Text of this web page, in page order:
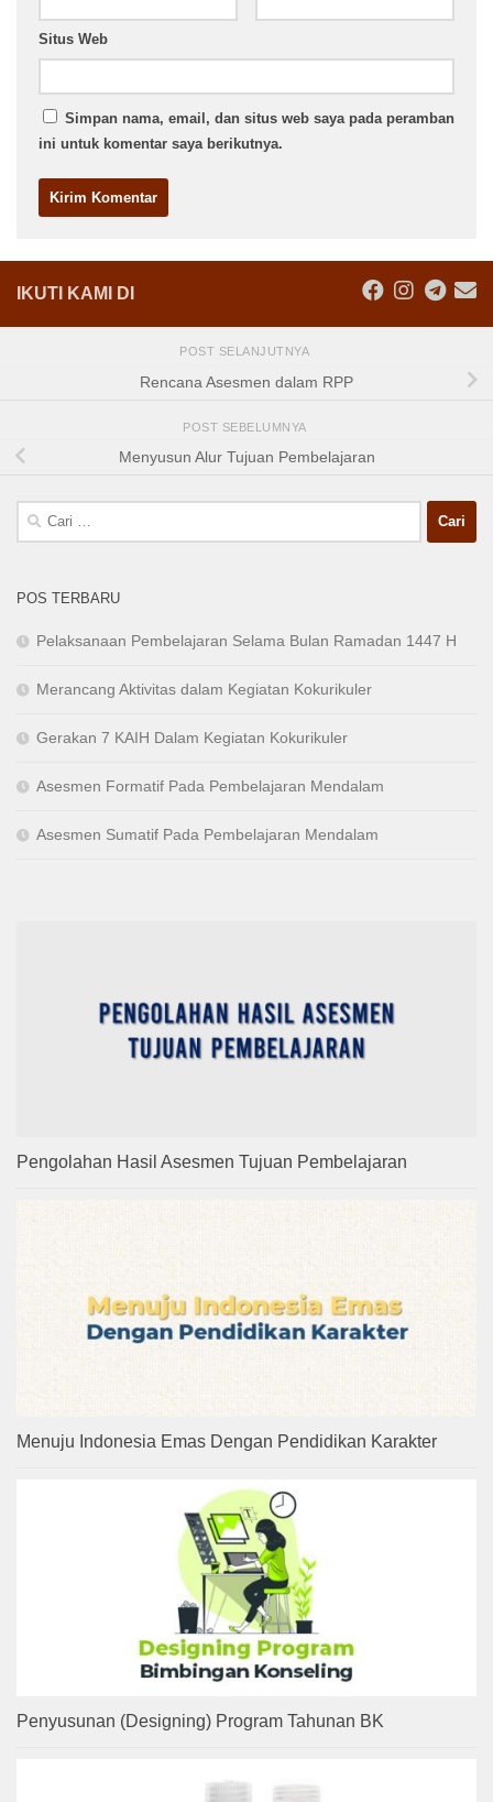
Situs Web
Simpan nama, email, dan situs web saya pada peramban
ini untuk komentar saya berikutnya.
IKUTI KAMI DI
POST SELANJUTNYA
Rencana Asesmen dalam RPP
POST SEBELUMNYA
Menyusun Alur Tujuan Pembelajaran
Cari
POS TERBARU
Pelaksanaan Pembelajaran Selama Bulan Ramadan 1447 H
Merancang Aktivitas dalam Kegiatan Kokurikuler
Gerakan 7 KAIH Dalam Kegiatan Kokurikuler
Asesmen Formatif Pada Pembelajaran Mendalam
Asesmen Sumatif Pada Pembelajaran Mendalam
Pengolahan Hasil Asesmen Tujuan Pembelajaran
Menuju Indonesia Emas Dengan Pendidikan Karakter
Penyusunan (Designing) Program Tahunan BK